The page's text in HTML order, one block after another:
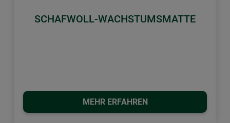
SCHAFWOLL-WACHSTUMSMATTE
MEHR ERFAHREN